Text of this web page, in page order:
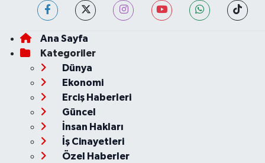
Ana Sayfa
Kategoriler
Dünya
Ekonomi
Erciş Haberleri
Güncel
İnsan Hakları
İş Cinayetleri
Özel Haberler